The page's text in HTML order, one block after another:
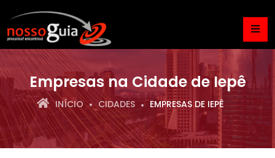
Empresas na Cidade de Iepê
INÍCIO CIDADES EMPRESAS DE IEPÊ